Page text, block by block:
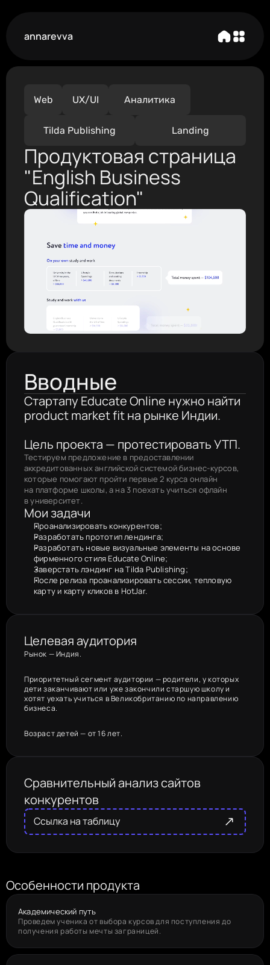
annarevva
Web UX/UI Аналитика
Tilda Publishing Landing
Продуктовая страница
"English Business
Qualification"
Вводные
Стартапу Educate Online нужно найти
product market fit на рынке Индии.
Цель проекта — протестировать УТП.
Тестируем предложение в предоставлении
аккредитованных английской системой бизнес-курсов,
которые помогают пройти первые 2 курса онлайн
на платформе школы, а на 3 поехать учиться офлайн
в университет.
Мои задачи
Проанализировать конкурентов;
Разработать прототип лендинга;
Разработать новые визуальные элементы на основе
фирменного стиля Educate Online;
Заверстать лэндинг на Tilda Publishing;
После релиза проанализировать сессии, тепловую
карту и карту кликов в HotJar.
Целевая аудитория
Рынок — Индия.
Приоритетный сегмент аудитории — родители, у которых
дети заканчивают или уже закончили старшую школу и
хотят уехать учиться в Великобританию по направлению
бизнеса.
Возраст детей — от 16 лет.
Сравнительный анализ сайтов
конкурентов
Ссылка на таблицу
Особенности продукта
Академический путь
Проведем ученика от выбора курсов для поступления до
получения работы мечты заграницей.